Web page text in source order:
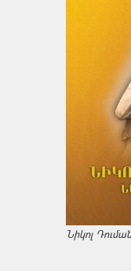
Նիկոլ